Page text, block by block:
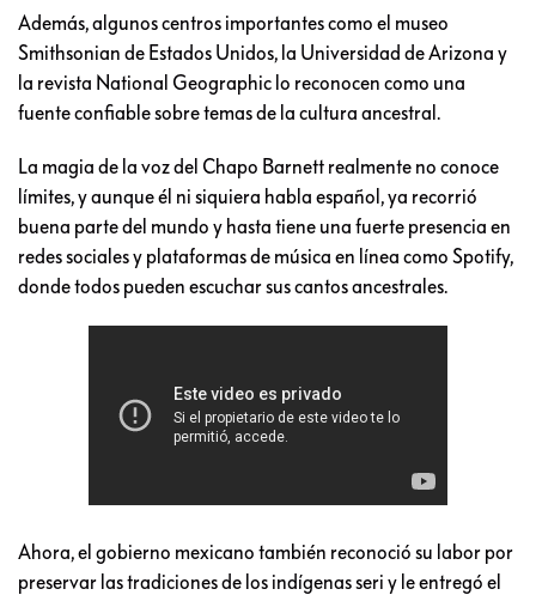
Además, algunos centros importantes como el museo
Smithsonian de Estados Unidos, la Universidad de Arizona y
la revista National Geographic lo reconocen como una
fuente confiable sobre temas de la cultura ancestral.
La magia de la voz del Chapo Barnett realmente no conoce
límites, y aunque él ni siquiera habla español, ya recorrió
buena parte del mundo y hasta tiene una fuerte presencia en
redes sociales y plataformas de música en línea como Spotify,
donde todos pueden escuchar sus cantos ancestrales.
Ahora, el gobierno mexicano también reconoció su labor por
preservar las tradiciones de los indígenas seri y le entregó el